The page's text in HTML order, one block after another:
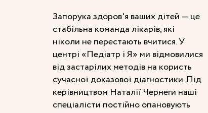
Запорука здоров'я ваших дітей — це
стабільна команда лікарів, які
ніколи не перестають вчитися. У
центрі «Педіатр і Я» ми відмовилися
від застарілих методів на користь
сучасної доказової діагностики. Під
керівництвом Наталії Чернеги наші
спеціалісти постійно опановують